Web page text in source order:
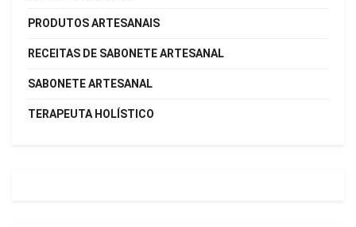
PRODUTOS ARTESANAIS
RECEITAS DE SABONETE ARTESANAL
SABONETE ARTESANAL
TERAPEUTA HOLÍSTICO